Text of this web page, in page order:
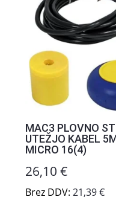
MAC3 PLOVNO
UTEŽJO KABEL
MICRO 16(4)
26,10€
Brez DDV:21,39€